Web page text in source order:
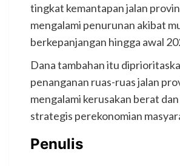
tingkat kemantapan jalan
mengalami penurunan akibat
berkepanjangan hingga awal
Dana tambahan itu
penanganan ruas-ruas jalan
mengalami kerusakan berat
strategis perekonomian
Penulis